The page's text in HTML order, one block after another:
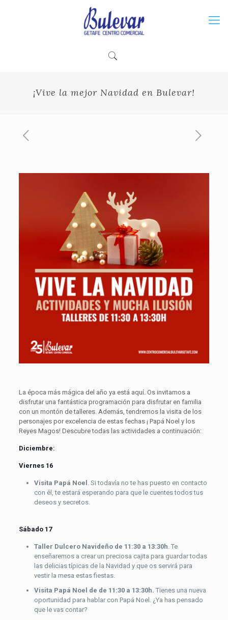
¡Vive la mejor Navidad en Bulevar!
La época más mágica del año ya está aquí. Os invitamos a
disfrutar una fantástica programación para disfrutar en familia
con un montón de talleres. Además, tendremos la visita de los
personajes por excelencia de estas fechas ¡ Papá Noel y los
Reyes Magos! Descubre todas las actividades a continuación:
Diciembre:
Viernes 16
Visita Papá Noel . Si todavía no te has puesto en contacto
con él, te estará esperando para que le cuentes todos tus
deseos y secretos.
Sábado 17
Taller Dulcero Navideño de 11:30 a 13:30h. Te
enseñaremos a crear un preciosa cajita para guardar todas
las delicias típicas de la Navidad y que os servirá para
vestir la mesa estas fiestas.
Visita Papá Noel de de 11:30 a 13:30h. Tienes una nueva
oportunidad para hablar con Papá Noel. ¿Ya has pensado
que le vas contar?